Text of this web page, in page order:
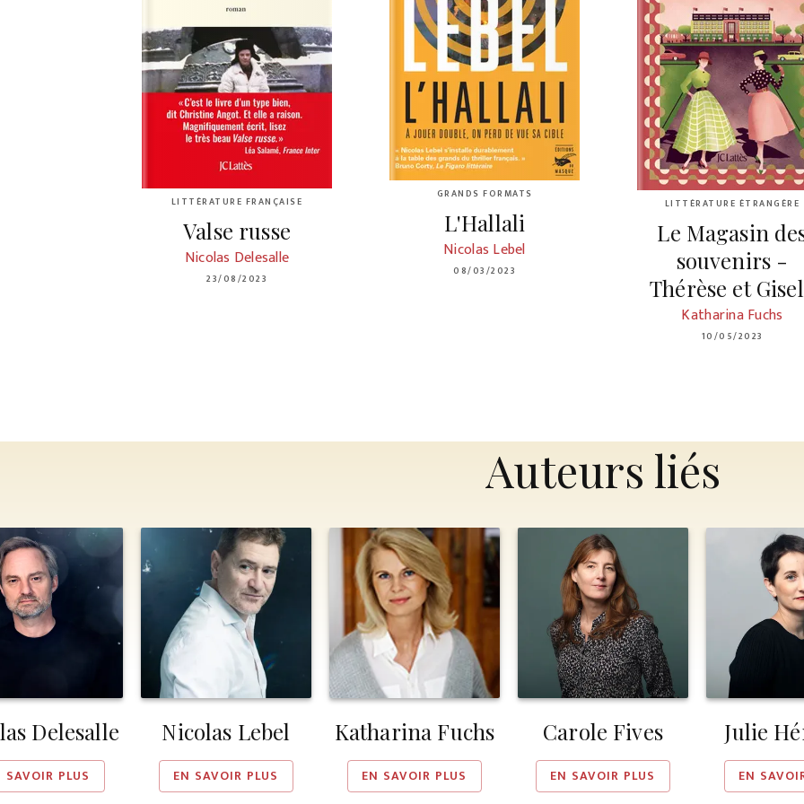
LITTÉRATURE FRANÇAISE
Valse russe
Nicolas Delesalle
23/08/2023
GRANDS FORMATS
L'Hallali
Nicolas Lebel
08/03/2023
LITTÉRATURE ÉTRANGÈRE
Le Magasin
souvenirs -
Thérèse et
Katharina Fuchs
10/05/2023
Auteurs liés
Delesalle
SAVOIR PLUS
Nicolas Lebel
EN SAVOIR PLUS
Katharina Fuchs
EN SAVOIR PLUS
Carole Fives
EN SAVOIR PLUS
Julie
EN